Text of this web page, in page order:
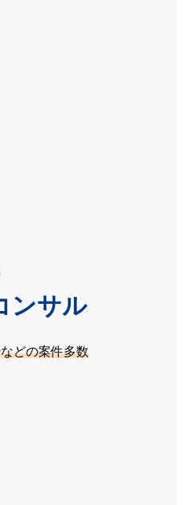
ンサル
などの案件多数